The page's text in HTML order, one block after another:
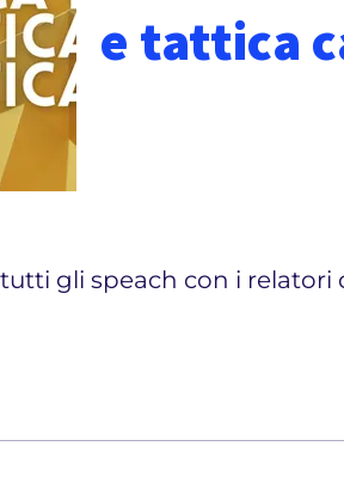
e tattica
gli speach con i relatori